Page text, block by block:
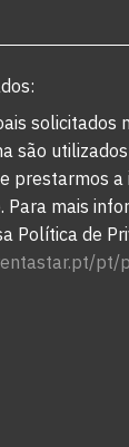
solicitados
são
prestarmos a
Para mais
Política de
pt/